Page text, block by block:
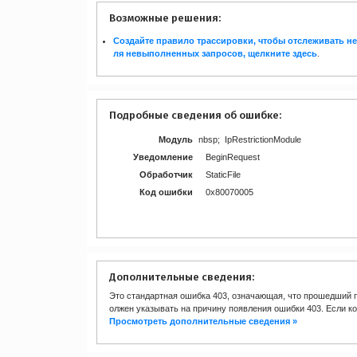
Возможные решения:
Создайте правило трассировки, чтобы отслеживать
ля невыполненных запросов, щелкнитездесь
Подробные сведения об ошибке:
Модуль
nbsp; IpRestrictionModule
Уведомление
BeginRequest
Обработчик
StaticFile
Код ошибки
0x80070005
Дополнительные сведения:
Это стандартная ошибка 403, означающая, что прошедший
олжен указывать на причину появления ошибки 403. Если
Просмотреть дополнительные сведения »